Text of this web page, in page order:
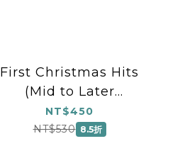
First Christmas Hits
(Mid to Later
Elementary)
NT$450
NT$530 8.5折